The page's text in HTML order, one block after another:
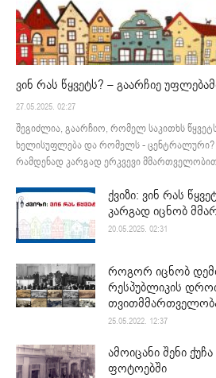
ვინ რას წყვეტს? – გაარჩიე
27.05.2025. 02:27
შეგიძლია, გაარჩიო, რომელ საკითხს
ხელისუფლება და რომელს - ცენტრალური? -
რამდენად კარგად ერკვევი
ქვიზი: ვინ რას
კარგად იცნობ
20.05.2025. 02:31
როგორ იცნობ
რესპუბლიკის
25.05.2022. 12:37
ამოიცანი შენი
ფოტოებში